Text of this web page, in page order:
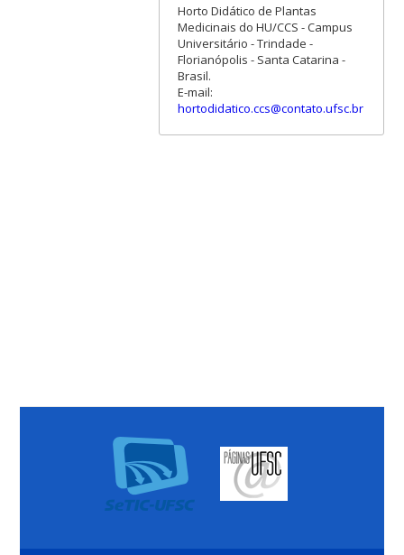
Horto Didático de Plantas
Medicinais do HU/CCS - Campus
Universitário - Trindade -
Florianópolis - Santa Catarina -
Brasil.
E-mail:
hortodidatico.ccs@contato.ufsc.br